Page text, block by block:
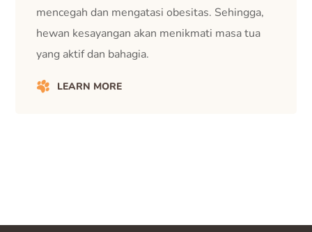
mencegah dan mengatasi obesitas. Sehingga,
hewan kesayangan akan menikmati masa tua
yang aktif dan bahagia.
LEARN MORE